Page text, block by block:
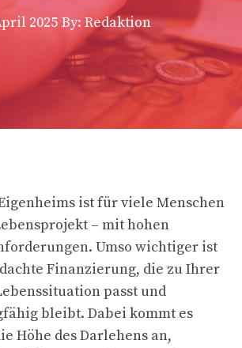
2025 By: Redaktion
ist für viele Menschen
– mit hohen
Umso wichtiger ist
Finanzierung, die zu Ihrer
passt und
bleibt. Dabei kommt es
Höhe des Darlehens an,